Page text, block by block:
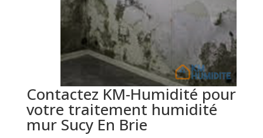
Contactez KM-Humidité pour
votre traitement humidité
mur Sucy En Brie